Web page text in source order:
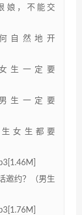
娘，不能交
自然地开
生一定要
生一定要
女生都要
邀约？（男生